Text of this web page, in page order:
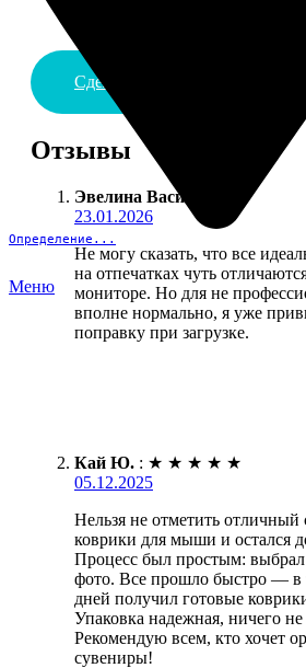
Определение...
Меню
Сделать заказ
Отзывы
Эвелина Васильева
23.01.2026
Не могу сказать, что все
на отпечатках чуть
мониторе. Но для не
вполне нормально, я уже
поправку при загрузке.
Кай Ю. : ★ ★ ★ ★ ★
05.12.2025
Нельзя не отметить отличный
коврики для мыши и остался
Процесс был простым: выбрал
фото. Все прошло быстро — в
дней получил готовые
Упаковка надежная, ничего
Рекомендую всем, кто хочет
сувениры!